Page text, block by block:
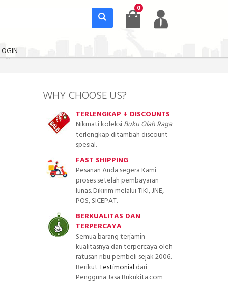
0
WHY CHOOSE US?
TERLENGKAP + DISCOUNTS
Nikmati koleksiBuku Olah Raga
terlengkap ditambah discount
spesial.
FAST SHIPPING
Pesanan Anda segera Kami
proses setelah pembayaran
lunas. Dikirim melalui TIKI, JNE,
POS, SICEPAT.
BERKUALITAS DAN
TERPERCAYA
Semua barang terjamin
kualitasnya dan terpercaya oleh
ratusan ribu pembeli sejak 2006.
BerikutTestimonial dari
Pengguna Jasa Bukukita.com